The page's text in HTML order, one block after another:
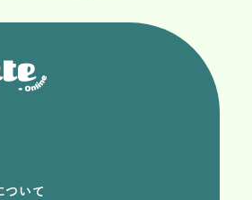
いて